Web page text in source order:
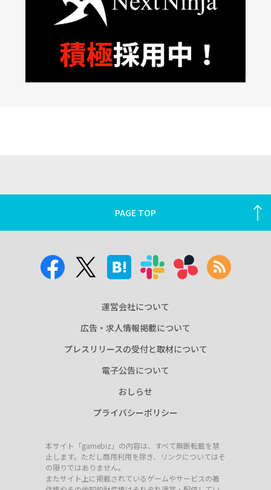
PAGE TOP
運営会社について
広告・求人情報掲載について
プレスリリースの受付と取材について
電子公告について
おしらせ
プライバシーポリシー
本サイト「gamebiz」の内容は、すべて無断転載を禁
止します。ただし商用利用を除き、リンクについてはそ
の限りではありません。
またサイト上に掲載されているゲームやサービスの著